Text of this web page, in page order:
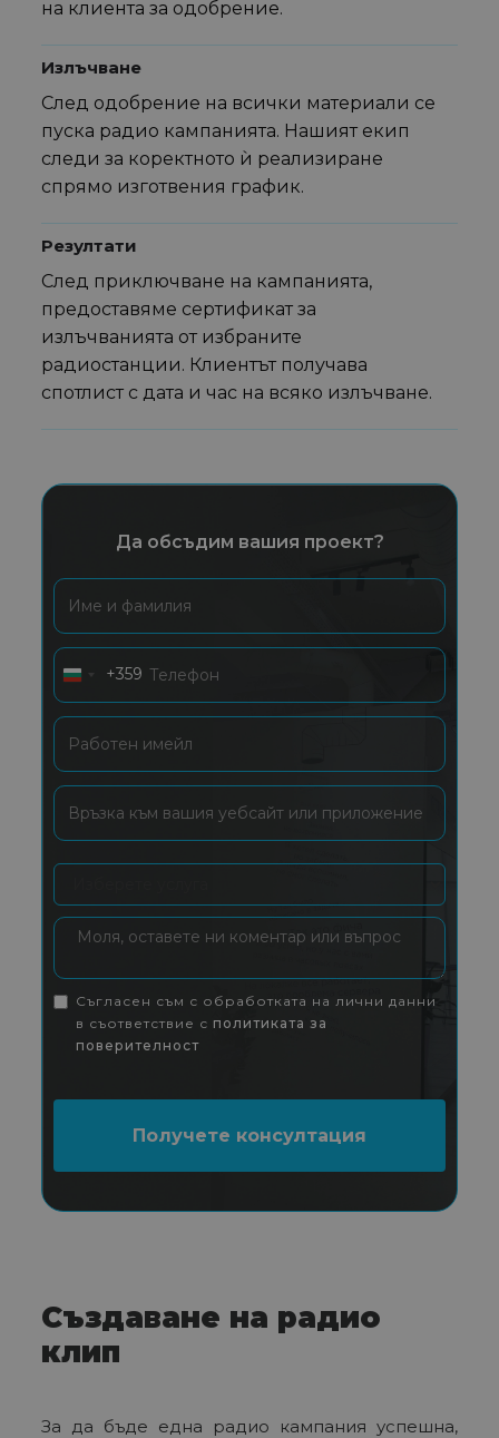
Да обсъдим вашия проект?
Bulgaria
+359
+359
Съгласен съм с обработката на лични данни
в съответствие с политиката за
поверителност
на клиента за одобрение.
Излъчване
След одобрение на всички материали се
пуска радио кампанията. Нашият екип
следи за коректното ѝ реализиране
спрямо изготвения график.
Резултати
След приключване на кампанията,
предоставяме сертификат за
излъчванията от избраните
радиостанции. Клиентът получава
спотлист с дата и час на всяко излъчване.
Създаване на радио
клип
За да бъде една радио кампания успешна,